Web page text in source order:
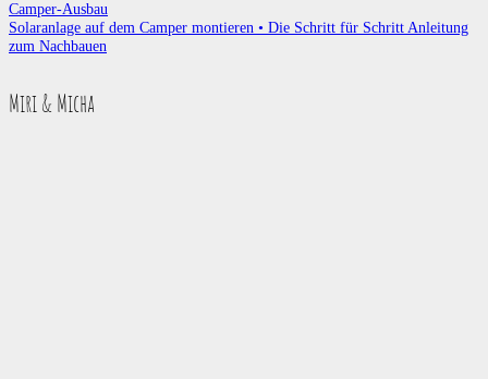
Camper-Ausbau
Solaranlage auf dem Camper montieren • Die Schritt für Schritt Anleitung
zum Nachbauen
Miri & Micha